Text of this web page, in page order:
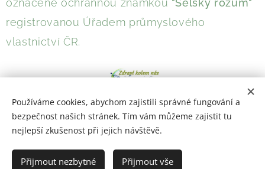
označené ochrannou známkou "Selský rozum"
registrovanou Úřadem průmyslového
vlastnictví ČR.
Copyrig ht ©2021
Používáme cookies, abychom zajistili správné fungování a
bezpečnost našich stránek. Tím vám můžeme zajistit tu
nejlepší zkušenost při jejich návštěvě.
Přijmout nezbytné Přijmout vše